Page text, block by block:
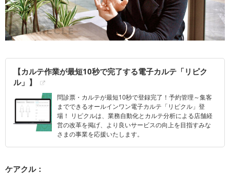
【カルテ作業が最短10秒で完了する電子カルテ「リピク
ル」】
問診票・カルテが最短10秒で登録完了！予約管理～集客
までできるオールインワン電子カルテ「リピクル」登
場！ リピクルは、業務自動化とカルテ分析による店舗経
営の改革を掲げ、より良いサービスの向上を目指すみな
さまの事業を応援いたします。
ケアクル：